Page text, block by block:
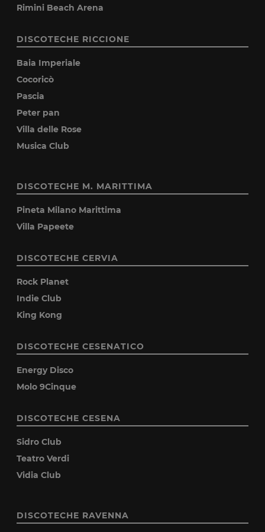
Rimini Beach Arena
DISCOTECHE RICCIONE
Baia Imperiale
Cocoricò
Pascia
Peter pan
Villa delle Rose
Musica Club
DISCOTECHE M. MARITTIMA
Pineta Milano Marittima
Villa Papeete
DISCOTECHE CERVIA
Rock Planet
Indie Club
King Kong
DISCOTECHE CESENATICO
Energy Disco
Molo 9Cinque
DISCOTECHE CESENA
Sidro Club
Teatro Verdi
Vidia Club
DISCOTECHE RAVENNA